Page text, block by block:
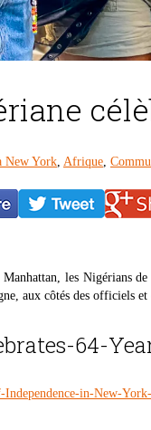
New York, Afrique,
Manhattan, les Nigérians
aux côtés des officiels
64-